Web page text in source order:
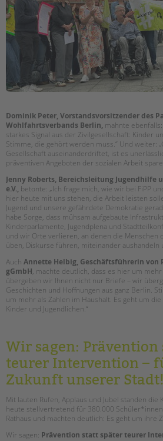
Dominik Peter, Vorstandsvorsitzender des
Wohlfahrtsverbands Berlin, mahnte
starkes Signal aus der Zivilgesellschaft: Kinder
Stimme, die gehört werden muss.“ Und weiter:
Gesellschaft auseinanderdriftet, ist es
präventiven Angeboten der sozialen Arbeit
Jenny Roberts, Bereichsleitung Jugendhilfe
e.V., betonte: „Ich frage mich, wie wir bei FiPP
hier heute mit uns stehen, die Arbeit leisten
Jugend und unsere gefährdete Demokratie
habe Sorge, dass mühsam aufgebaute
Kinderparlamente, Jugendplena und
und wir Orte verlieren, an denen die Menschen
üben, Diskurse führen, miteinander aushandeln
Auch Annette Helbig, Geschäftsführerin
gGmbH, machte deutlich, dass es hier um
übergeben wir Ihnen nicht nur Briefe – wir
Geschichten und Hoffnungen aus ganz Berlin.
um mehr als Zahlen im Haushalt. Es geht um
Kinder und Jugendlichen.“
Wir sagen: Prävention
teurer Intervention –
Zukunft unserer Stadt!
Mit lauten Rufen, Applaus und Jubel standen die
heute stellvertretend für 380.000
Rathaus und machten deutlich: Es geht um ihre
Wir sagen: Prävention statt später teurer